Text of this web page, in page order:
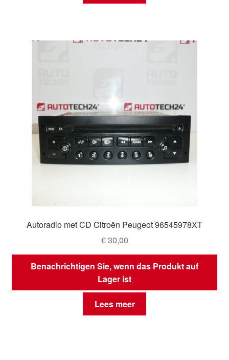
Autoradio met CD Citroën Peugeot 96545978XT
€30,00
Benachrichtigen Sie, wenn das Produkt auf
Lager ist
Lees meer